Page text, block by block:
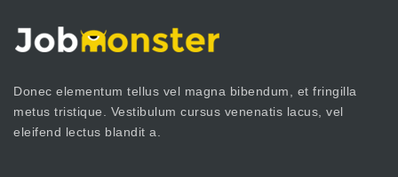
Donec elementum tellus vel magna bibendum, et fringilla
metus tristique. Vestibulum cursus venenatis lacus, vel
eleifend lectus blandit a.